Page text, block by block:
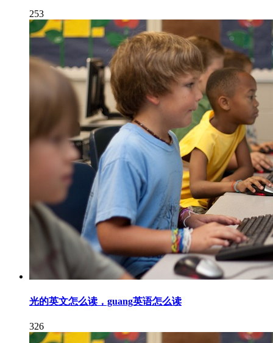
253
光的英文怎么读，guang英语怎么读
326